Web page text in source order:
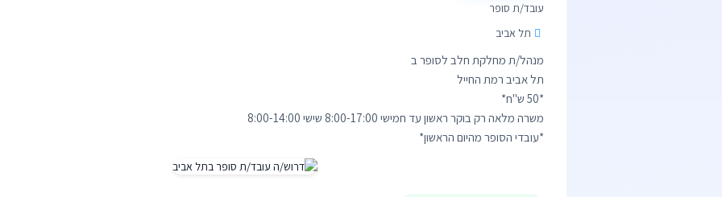
עובד/ת סופר
תל אביב
*עובדי הסופר מהיום הראשון*